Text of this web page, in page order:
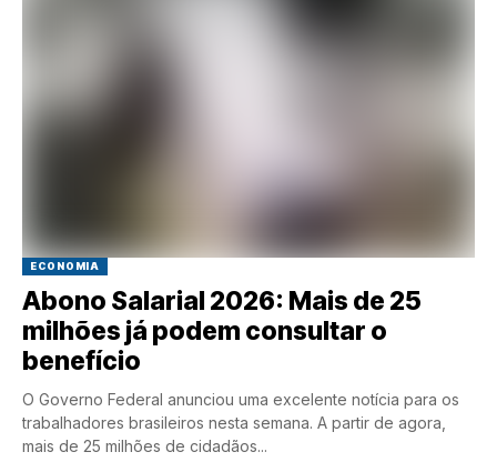
ECONOMIA
Abono Salarial 2026: Mais de 25
milhões já podem consultar o
benefício
O Governo Federal anunciou uma excelente notícia para os
trabalhadores brasileiros nesta semana. A partir de agora,
mais de 25 milhões de cidadãos...